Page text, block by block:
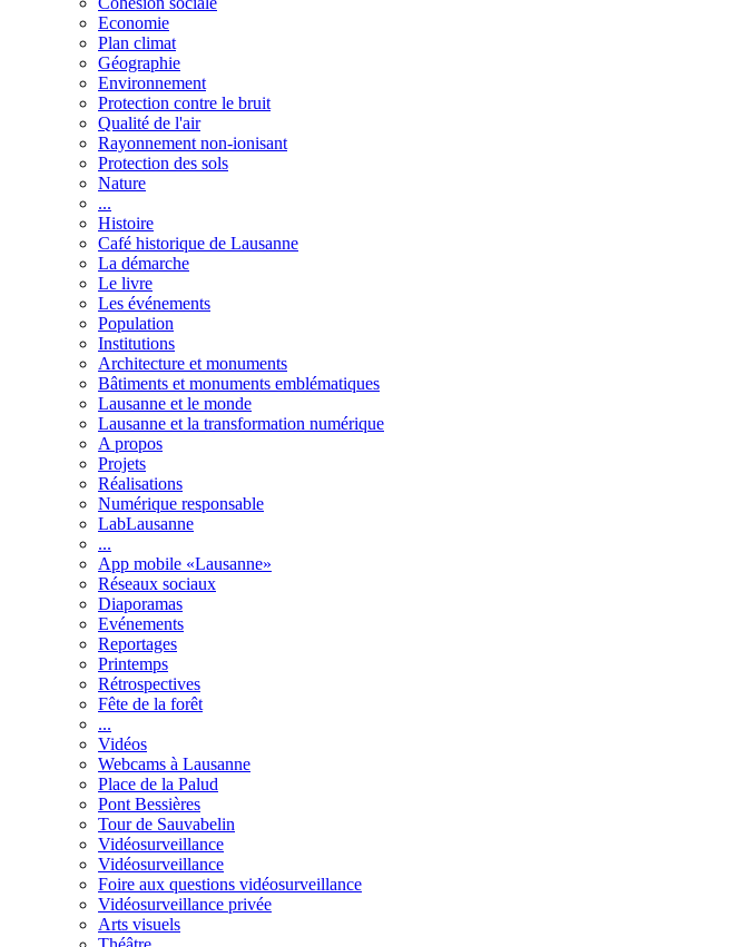
Economie
Plan climat
Géographie
Environnement
Protection contre le bruit
Qualité de l'air
Rayonnement non-ionisant
Protection des sols
Nature
...
Histoire
Café historique de Lausanne
La démarche
Le livre
Les événements
Population
Institutions
Architecture et monuments
Bâtiments et monuments emblématiques
Lausanne et le monde
Lausanne et la transformation numérique
A propos
Projets
Réalisations
Numérique responsable
LabLausanne
...
App mobile «Lausanne»
Réseaux sociaux
Diaporamas
Evénements
Reportages
Printemps
Rétrospectives
Fête de la forêt
...
Vidéos
Webcams à Lausanne
Place de la Palud
Pont Bessières
Tour de Sauvabelin
Vidéosurveillance
Vidéosurveillance
Foire aux questions vidéosurveillance
Vidéosurveillance privée
Arts visuels